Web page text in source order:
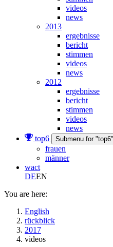
videos
news
2013
ergebnisse
bericht
stimmen
videos
news
2012
ergebnisse
bericht
stimmen
videos
news
top6
Submenu for "top6"
frauen
männer
wact
DEEN
You are here:
English
rückblick
2017
videos